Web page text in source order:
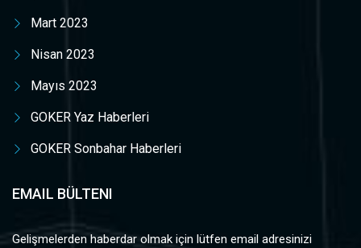
Mart 2023
Nisan 2023
Mayıs 2023
GOKER Yaz Haberleri
GOKER Sonbahar Haberleri
EMAIL BÜLTENI
Gelişmelerden haberdar olmak için lütfen email adresinizi